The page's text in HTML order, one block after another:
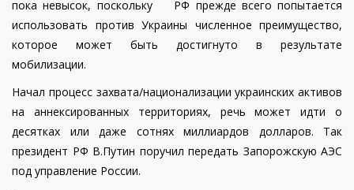
пока невысок, поскольку РФ прежде всего попытается
использовать против Украины численное преимущество,
которое может быть достигнуто в результате
мобилизации.
Начал процесс захвата/национализации украинских активов
на аннексированных территориях, речь может идти о
десятках или даже сотнях миллиардов долларов. Так
президент РФ В.Путин поручил передать Запорожскую АЭС
под управление России.